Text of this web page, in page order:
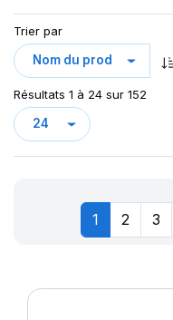
121/120
122/118
131
158/150
177
LL 102
LL102
LLA08
LLF26
LLR666
LM11N
LXC MASTER
Trier par
Résultats 1 à 24 sur 152
1 2 3